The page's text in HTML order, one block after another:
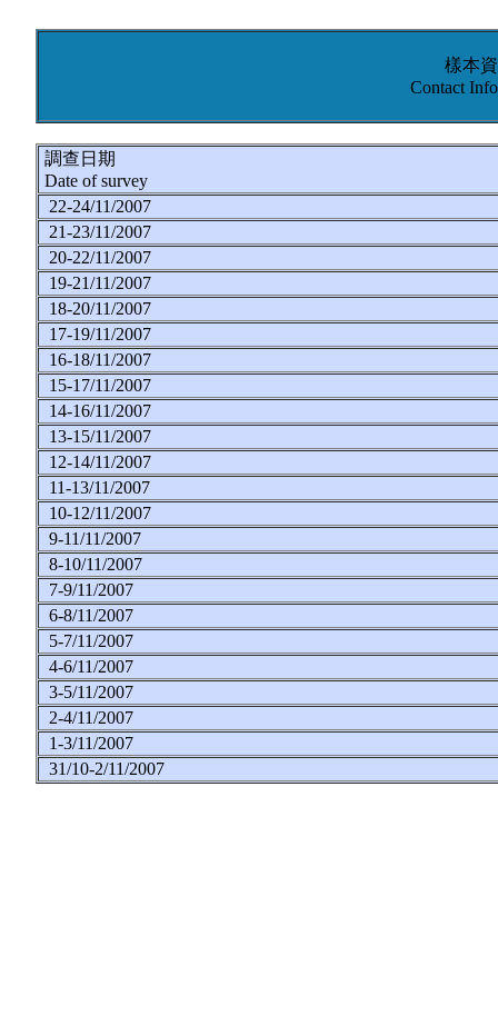
樣本
Contact
調查日期
Date of survey
22-24/11/2007
21-23/11/2007
20-22/11/2007
19-21/11/2007
18-20/11/2007
17-19/11/2007
16-18/11/2007
15-17/11/2007
14-16/11/2007
13-15/11/2007
12-14/11/2007
11-13/11/2007
10-12/11/2007
9-11/11/2007
8-10/11/2007
7-9/11/2007
6-8/11/2007
5-7/11/2007
4-6/11/2007
3-5/11/2007
2-4/11/2007
1-3/11/2007
31/10-2/11/2007